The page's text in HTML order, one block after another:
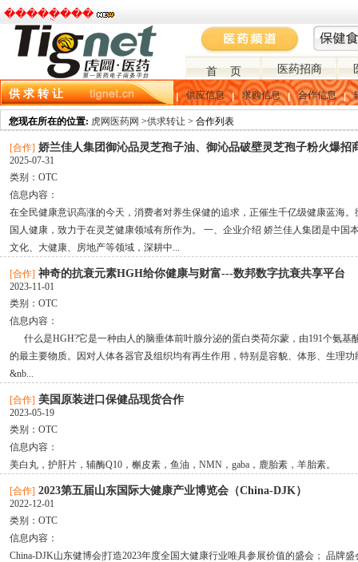
�����ֻ���
首 页 医药招商
供 求 转 让 供应信息 求购信息 合作信息
您现在所在的位置: 虎网医药网 >供求转让 > 合作列表
[合作] 娇兰佳人集团御沁品灵芝孢子油、御沁品破壁灵芝孢子粉火爆招
2025-07-31
类别： OTC
信息内容：
在全民健康意识高涨的今天，消费者对养生保健的追求，正催生千亿级健康蓝海
国人健康，致力于在灵芝健康领域有所作为。 一、企业介绍 娇兰佳人集团是中国
文化、大健康、房地产等领域，深耕中...
[合作] 神奇的抗衰元素HGH给你健康与财富---数邦数字抗衰共享平台
2023-11-01
类别： OTC
信息内容：
什么是HGH?它是一种由人的脑垂体前叶腺分泌的蛋白类荷尔蒙，由191个氨基
的最主要物质。因对人体各器官及组织均有再生作用，特别是容貌、体形、生理
&nb...
[合作] 美国原装进口保健品现货合作
2023-05-19
类别： OTC
信息内容：
美白丸，护肝片，辅酶Q10，槲皮素，鱼油，NMN，gaba，鹿胎素，羊胎素。
[合作] 2023第五届山东国际大健康产业博览会（China-DJK）
2022-12-01
类别： OTC
信息内容：
China-DJK山东健博会|打造2023年度全国大健康行业唯具参展价值的盛会； 品牌